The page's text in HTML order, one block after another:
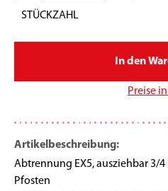
STÜCKZAHL
In den
Preise
Artikelbeschreibung:
Abtrennung EX5, ausziehbar 3/
Pfosten